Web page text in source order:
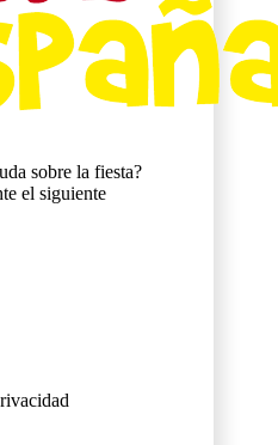
sobre la fiesta?
el siguiente